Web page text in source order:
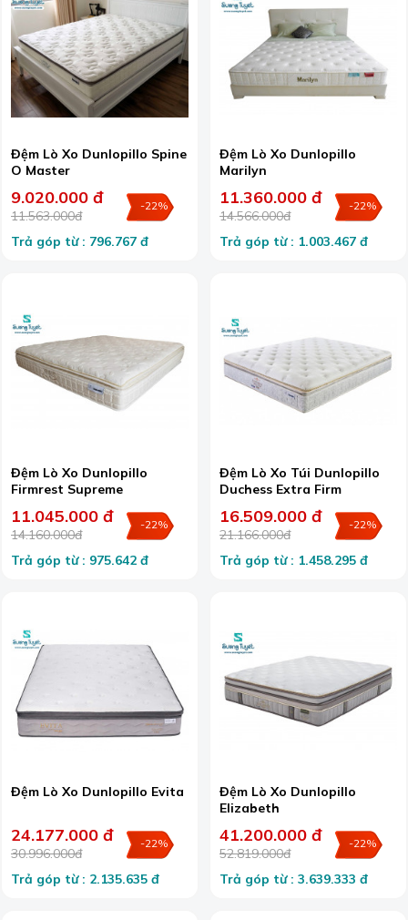
Đệm Lò Xo Dunlopillo Spine
O Master
9.020.000 đ
11.563.000đ
-22%
Trả góp từ : 796.767 đ
Đệm Lò Xo Dunlopillo
Marilyn
11.360.000 đ
14.566.000đ
-22%
Trả góp từ : 1.003.467 đ
Đệm Lò Xo Dunlopillo
Firmrest Supreme
11.045.000 đ
14.160.000đ
-22%
Trả góp từ : 975.642 đ
Đệm Lò Xo Túi Dunlopillo
Duchess Extra Firm
16.509.000 đ
21.166.000đ
-22%
Trả góp từ : 1.458.295 đ
Đệm Lò Xo Dunlopillo Evita
24.177.000 đ
30.996.000đ
-22%
Trả góp từ : 2.135.635 đ
Đệm Lò Xo Dunlopillo
Elizabeth
41.200.000 đ
52.819.000đ
-22%
Trả góp từ : 3.639.333 đ